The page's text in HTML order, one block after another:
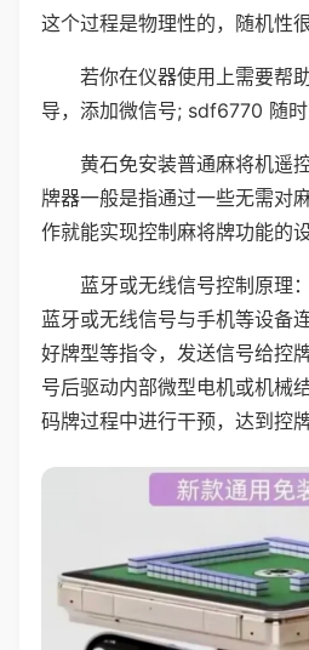
这个过程是物理性的，随机性很
若你在仪器使用上需要帮
导，添加微信号; sdf6770 随时
黄石免安装普通麻将机遥
牌器一般是指通过一些无需对
作就能实现控制麻将牌功能的
蓝牙或无线信号控制原理
蓝牙或无线信号与手机等设备
好牌型等指令，发送信号给控
号后驱动内部微型电机或机械
码牌过程中进行干预，达到控牌